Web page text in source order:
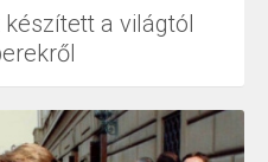
a világtól